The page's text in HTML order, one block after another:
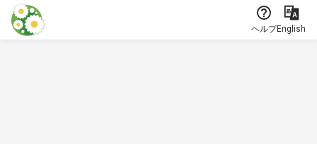
本文に飛ぶ
ヘルプEnglish